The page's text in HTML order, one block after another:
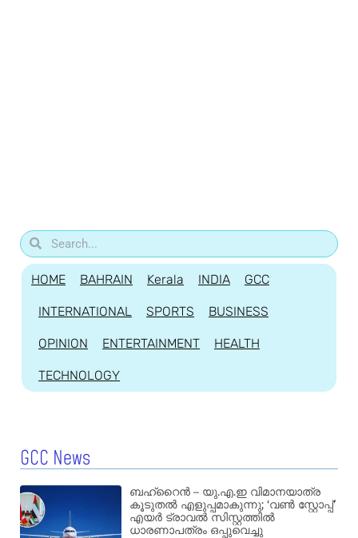
HOME BAHRAIN Kerala INDIA GCC
INTERNATIONAL SPORTS BUSINESS
OPINION ENTERTAINMENT HEALTH
TECHNOLOGY
GCC News
ബഹ്‌റൈൻ – യു.എ.ഇ വിമാനയാത്ര
കൂടുതൽ എളുപ്പമാകുന്നു; ‘വൺ സ്റ്റോപ്പ്’
എയർ ട്രാവൽ സിസ്റ്റത്തിൽ
ധാരണാപത്രം ഒപ്പുവെച്ചു